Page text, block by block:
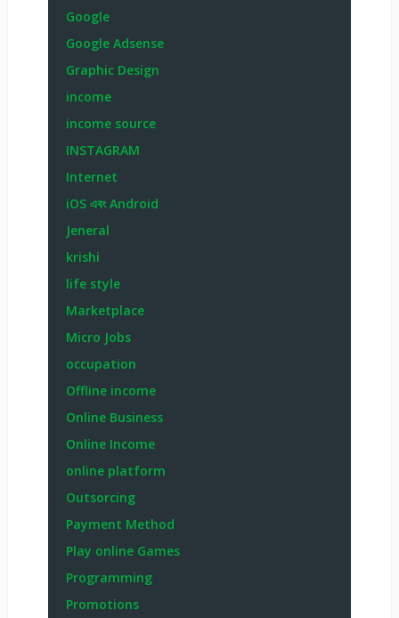
Google
Google Adsense
Graphic Design
income
income source
INSTAGRAM
Internet
iOS এবং Android
Jeneral
krishi
life style
Marketplace
Micro Jobs
occupation
Offline income
Online Business
Online Income
online platform
Outsorcing
Payment Method
Play online Games
Programming
Promotions